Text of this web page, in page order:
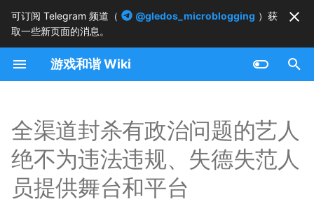
可订阅 Telegram 频道（ @gledos_microblogging ）获
取一些新页面的消息。
游戏和谐 Wiki
正
在
始
化
索
相关内容
全渠道封杀有政治问题的艺人
绝不为违法违规、失德失范人
员提供舞台和平台